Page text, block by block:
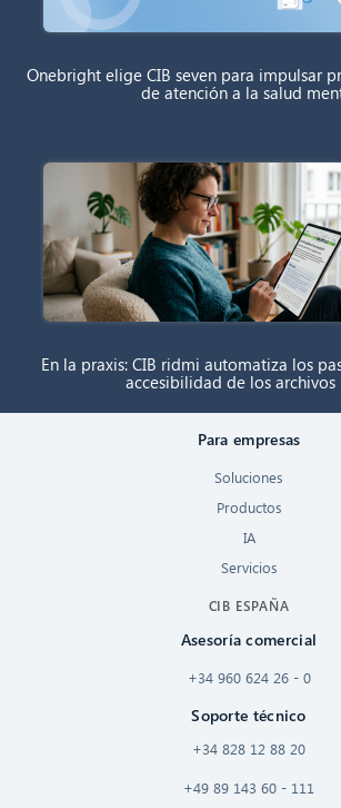
Onebright elige CIB seven para impulsar
de atención a la salud
En la praxis: CIB ridmi automatiza los
accesibilidad de los archivos
Para empresas
Soluciones
Productos
IA
Servicios
CIB ESPAÑA
Asesoría comercial
+34 960 624 26 - 0
Soporte técnico
+34 828 12 88 20
+49 89 143 60 - 111